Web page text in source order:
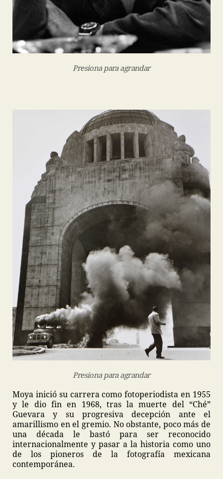
Presiona para agrandar
Presiona para agrandar
Moya inició su carrera como fotoperiodista en 1955
y le dio fin en 1968, tras la muerte del “Ché”
Guevara y su progresiva decepción ante el
amarillismo en el gremio. No obstante, poco más de
una década le bastó para ser reconocido
internacionalmente y pasar a la historia como uno
de los pioneros de la fotografía mexicana
contemporánea.